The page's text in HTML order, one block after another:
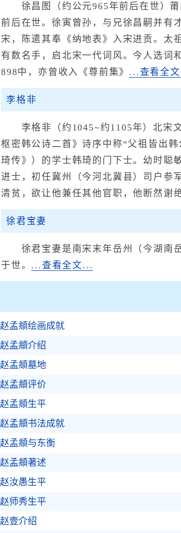
徐昌图（约公元965年前后在世）莆
前后在世。徐寅曾孙，与兄徐昌嗣并有
宋，陈遣其奉《纳地表》入宋进贡。太
有数名手，启北宋一代词风。今人选词
898中，亦曾收入《尊前集》 ...查看全
李格非
李格非（约1045~约1105年）北宋文
枢密韩公诗二首》诗序中称“父祖皆出
琦传》）的学士韩琦的门下士。幼时聪
进士，初任冀州（今河北冀县）司户参
清贫，欲让他兼任其他官职，他断然谢
徐君宝妻
徐君宝妻是南宋末年岳州（今湖南岳
于世。 ...查看全文...
赵孟頫绘画成就
赵孟頫介绍
赵孟頫墓地
赵孟頫评价
赵孟頫生平
赵孟頫书法成就
赵孟頫与东衡
赵孟頫著述
赵汝愚生平
赵师秀生平
赵壹介绍